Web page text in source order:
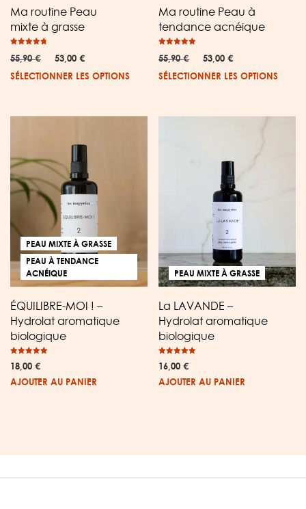
Ma routine Peau
mixte à grasse
4.76
sur 5
55,90€
Le
initial
53,00 €
actuel
SÉLECTIONNER LES OPTIONS
Ma routine Peau à
tendance acnéique
5.00
sur 5
55,90€
Le
initial
53,00€
actuel
SÉLECTIONNER LES OPTIONS
PEAU MIXTE À GRASSE
PEAU À TENDANCE
ACNÉIQUE
ÉQUILIBRE-MOI ! –
Hydrolat aromatique
biologique
5.00
18,00 €
AJOUTER AU PANIER
PEAU MIXTE À GRASSE
La LAVANDE –
Hydrolat aromatique
biologique
5.00
16,00€
AJOUTER AU PANIER